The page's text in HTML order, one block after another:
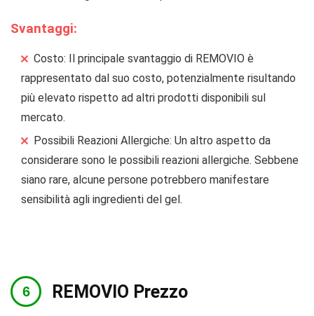
Svantaggi:
Costo: Il principale svantaggio di REMOVIO è
rappresentato dal suo costo, potenzialmente risultando
più elevato rispetto ad altri prodotti disponibili sul
mercato.
Possibili Reazioni Allergiche: Un altro aspetto da
considerare sono le possibili reazioni allergiche. Sebbene
siano rare, alcune persone potrebbero manifestare
sensibilità agli ingredienti del gel.
​​REMOVIO Prezzo